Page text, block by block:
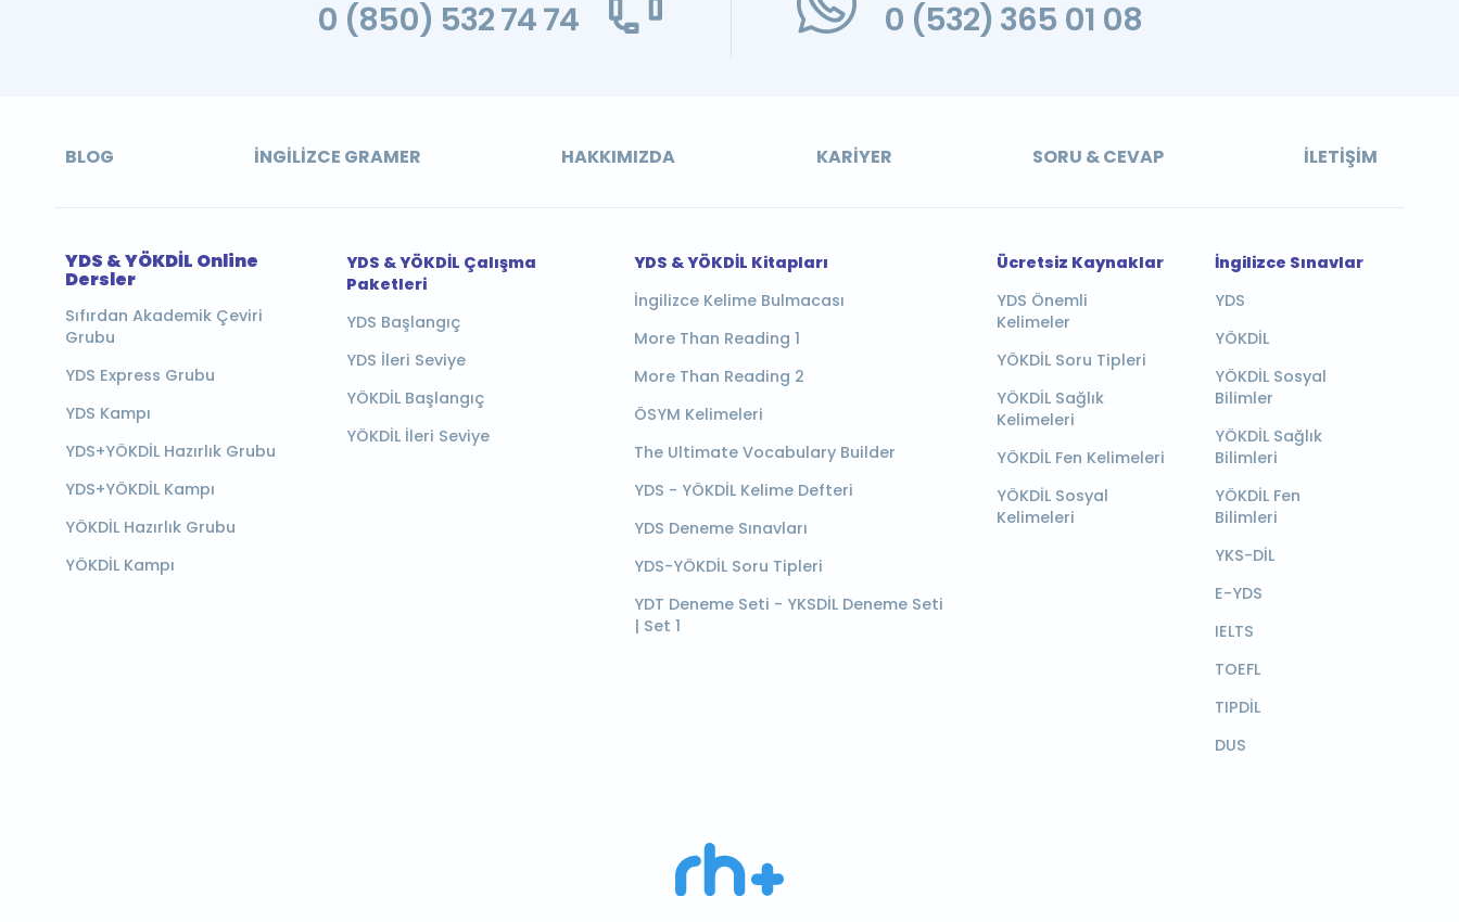
0 (850) 532 74 74 0 (532) 365 01 08
BLOG İNGILIZCE GRAMER HAKKIMIZDA KARIYER SORU & CEVAP İLETIŞIM
YDS & YÖKDİL Online
Dersler
Sıfırdan Akademik Çeviri
Grubu
YDS Express Grubu
YDS Kampı
YDS+YÖKDİL Hazırlık Grubu
YDS+YÖKDİL Kampı
YÖKDİL Hazırlık Grubu
YÖKDİL Kampı
YDS & YÖKDİL Çalışma
Paketleri
YDS Başlangıç
YDS İleri Seviye
YÖKDİL Başlangıç
YÖKDİL İleri Seviye
YDS & YÖKDİL Kitapları
İngilizce Kelime Bulmacası
More Than Reading 1
More Than Reading 2
ÖSYM Kelimeleri
The Ultimate Vocabulary Builder
YDS - YÖKDİL Kelime Defteri
YDS Deneme Sınavları
YDS-YÖKDİL Soru Tipleri
YDT Deneme Seti - YKSDİL Deneme Seti
| Set 1
Ücretsiz Kaynaklar
YDS Önemli
Kelimeler
YÖKDİL Soru Tipleri
YÖKDİL Sağlık
Kelimeleri
YÖKDİL Fen Kelimeleri
YÖKDİL Sosyal
Kelimeleri
İngilizce Sınavlar
YDS
YÖKDİL
YÖKDİL Sosyal
Bilimler
YÖKDİL Sağlık
Bilimleri
YÖKDİL Fen
Bilimleri
YKS-DİL
E-YDS
IELTS
TOEFL
TIPDİL
DUS